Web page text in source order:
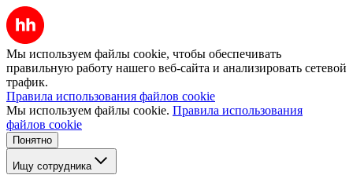
Мы используем файлы cookie, чтобы обеспечивать
правильную работу нашего веб-сайта и анализировать сетевой
трафик.
Правила использования файлов cookie
Мы используем файлы cookie. Правила использования
файлов cookie
Понятно
Ищу сотрудника